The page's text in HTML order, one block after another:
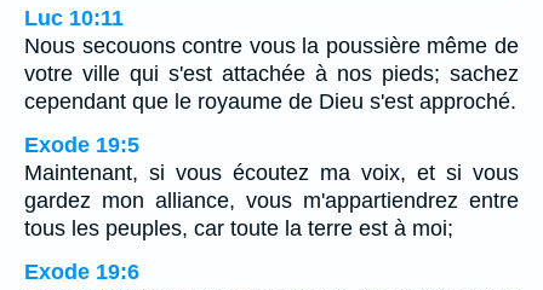
Luc 10:11
Nous secouons contre vous la poussière même de
votre ville qui s'est attachée à nos pieds; sachez
cependant que le royaume de Dieu s'est approché.
Exode 19:5
Maintenant, si vous écoutez ma voix, et si vous
gardez mon alliance, vous m'appartiendrez entre
tous les peuples, car toute la terre est à moi;
Exode 19:6